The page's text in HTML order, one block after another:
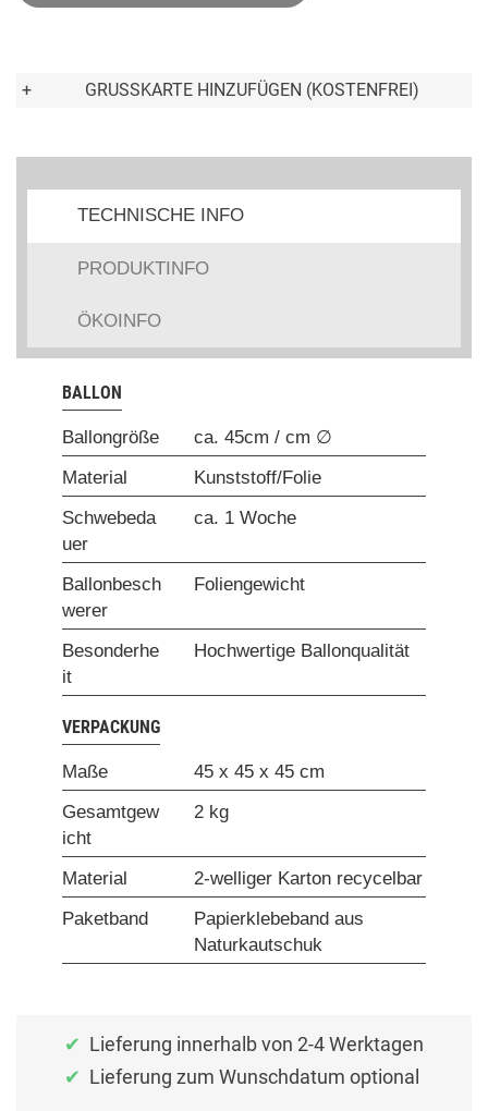
+ GRUSSKARTE HINZUFÜGEN (KOSTENFREI)
TECHNISCHE INFO
PRODUKTINFO
ÖKOINFO
BALLON
Ballongröße
ca. 45cm / cm ∅
Material
Kunststoff/Folie
Schwebeda
uer
ca. 1 Woche
Ballonbesch
werer
Foliengewicht
Besonderhe
it
Hochwertige Ballonqualität
VERPACKUNG
Maße
45 x 45 x 45 cm
Gesamtgew
icht
2 kg
Material
2-welliger Karton recycelbar
Paketband
Papierklebeband aus
Naturkautschuk
Lieferung innerhalb von 2-4 Werktagen
Lieferung zum Wunschdatum optional